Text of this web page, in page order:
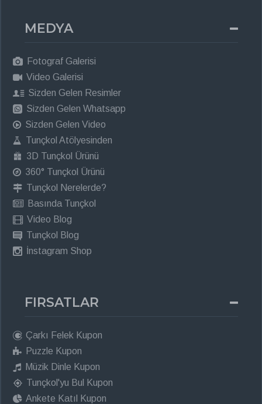
MEDYA
Fotograf Galerisi
Video Galerisi
Sizden Gelen Resimler
Sizden Gelen Whatsapp
Sizden Gelen Video
Tunçkol Atölyesinden
3D Tunçkol Ürünü
360° Tunçkol Ürünü
Tunçkol Nerelerde?
Basında Tunçkol
Video Blog
Tunçkol Blog
İnstagram Shop
FIRSATLAR
Çarkı Felek Kupon
Puzzle Kupon
Müzik Dinle Kupon
Tunçkol'yu Bul Kupon
Ankete Katıl Kupon